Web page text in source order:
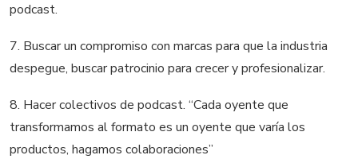
podcast.
7. Buscar un compromiso con marcas para que la industria
despegue, buscar patrocinio para crecer y profesionalizar.
8. Hacer colectivos de podcast. “Cada oyente que
transformamos al formato es un oyente que varía los
productos, hagamos colaboraciones”